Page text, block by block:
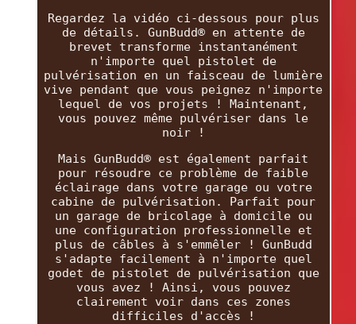
Regardez la vidéo ci-dessous pour plus
de détails. GunBudd® en attente de
brevet transforme instantanément
n'importe quel pistolet de
pulvérisation en un faisceau de lumière
vive pendant que vous peignez n'importe
lequel de vos projets ! Maintenant,
vous pouvez même pulvériser dans le
noir !
Mais GunBudd® est également parfait
pour résoudre ce problème de faible
éclairage dans votre garage ou votre
cabine de pulvérisation. Parfait pour
un garage de bricolage à domicile ou
une configuration professionnelle et
plus de câbles à s'emmêler ! GunBudd
s'adapte facilement à n'importe quel
godet de pistolet de pulvérisation que
vous avez ! Ainsi, vous pouvez
clairement voir dans ces zones
difficiles d'accès !